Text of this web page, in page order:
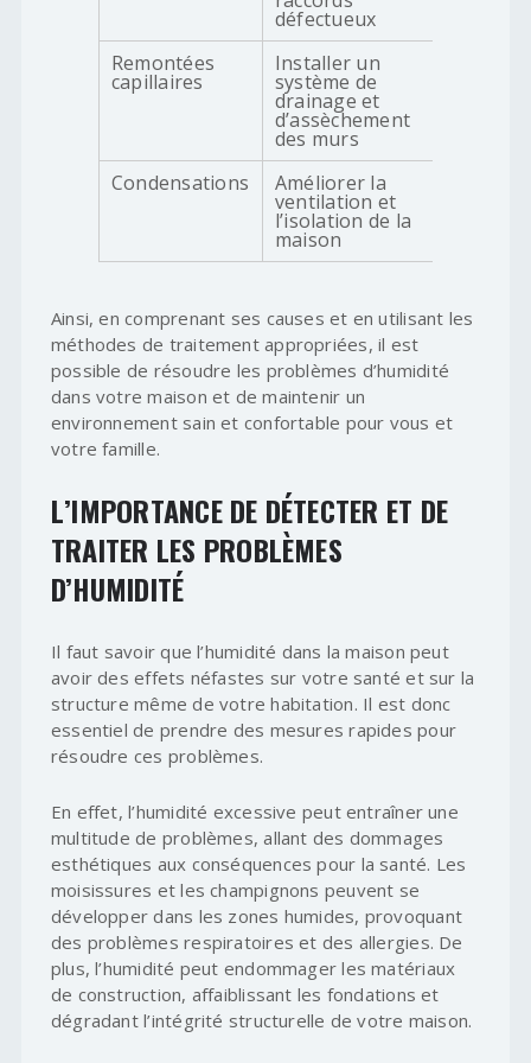
défectueux
Remontées
capillaires
Installer un
système de
drainage et
d’assèchement
des murs
Condensations
Améliorer la
ventilation et
l’isolation de la
maison
Ainsi, en comprenant ses causes et en utilisant les
méthodes de traitement appropriées, il est
possible de résoudre les problèmes d’humidité
dans votre maison et de maintenir un
environnement sain et confortable pour vous et
votre famille.
L’IMPORTANCE DE DÉTECTER ET DE
TRAITER LES PROBLÈMES
D’HUMIDITÉ
Il faut savoir que l’humidité dans la maison peut
avoir des effets néfastes sur votre santé et sur la
structure même de votre habitation. Il est donc
essentiel de prendre des mesures rapides pour
résoudre ces problèmes.
En effet, l’humidité excessive peut entraîner une
multitude de problèmes, allant des dommages
esthétiques aux conséquences pour la santé. Les
moisissures et les champignons peuvent se
développer dans les zones humides, provoquant
des problèmes respiratoires et des allergies. De
plus, l’humidité peut endommager les matériaux
de construction, affaiblissant les fondations et
dégradant l’intégrité structurelle de votre maison.